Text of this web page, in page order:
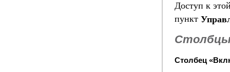
Доступ к
пункт
Столбец